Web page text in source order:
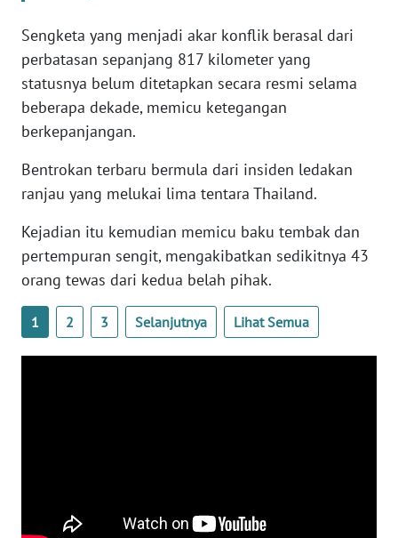
Sengketa yang menjadi akar konflik berasal dari
perbatasan sepanjang 817 kilometer yang
statusnya belum ditetapkan secara resmi selama
beberapa dekade, memicu ketegangan
berkepanjangan.
Bentrokan terbaru bermula dari insiden ledakan
ranjau yang melukai lima tentara Thailand.
Kejadian itu kemudian memicu baku tembak dan
pertempuran sengit, mengakibatkan sedikitnya 43
orang tewas dari kedua belah pihak.
1 2 3 Selanjutnya Lihat Semua
JAKARTA
WN
JABAR
BANTEN
NTT
WN
KEPRI